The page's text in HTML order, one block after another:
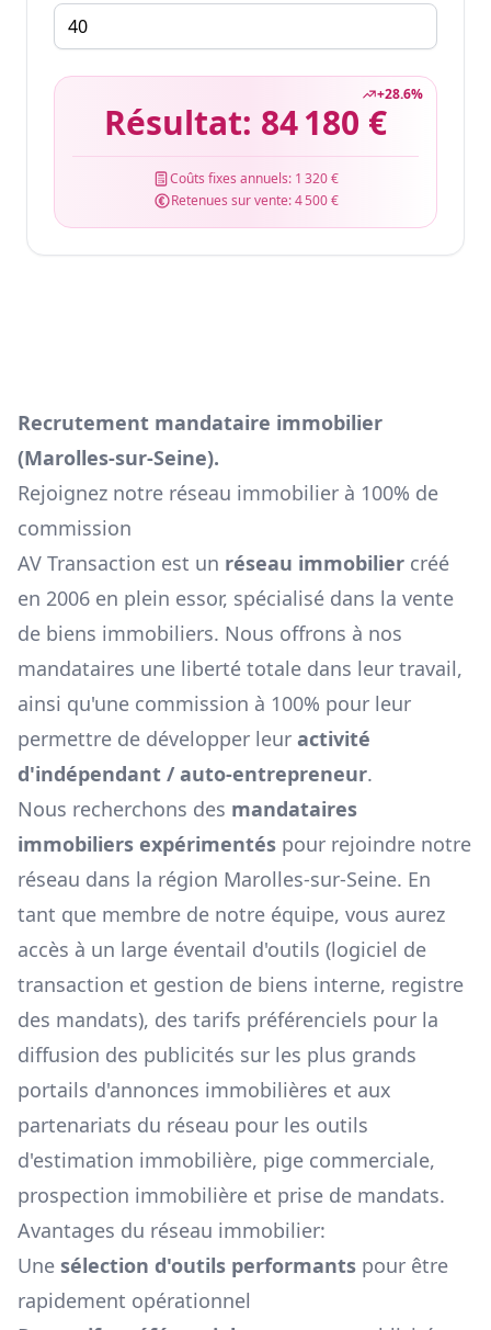
+28.6%
Résultat: 84 180 €
Coûts fixes annuels: 1 320 €
Retenues sur vente:4 500 €
Recrutement mandataire immobilier
(Marolles-sur-Seine).
Rejoignez notre réseau immobilier à 100% de
commission
AV Transaction est un réseau immobilier créé
en 2006 en plein essor, spécialisé dans la vente
de biens immobiliers. Nous offrons à nos
mandataires une liberté totale dans leur travail,
ainsi qu'une commission à 100% pour leur
permettre de développer leur activité
d'indépendant / auto-entrepreneur.
Nous recherchons des mandataires
immobiliers expérimentés pour rejoindre notre
réseau dans la région Marolles-sur-Seine. En
tant que membre de notre équipe, vous aurez
accès à un large éventail d'outils (logiciel de
transaction et gestion de biens interne, registre
des mandats), des tarifs préférenciels pour la
diffusion des publicités sur les plus grands
portails d'annonces immobilières et aux
partenariats du réseau pour les outils
d'estimation immobilière, pige commerciale,
prospection immobilière et prise de mandats.
Avantages du réseau immobilier:
Une sélection d'outils performants pour être
rapidement opérationnel